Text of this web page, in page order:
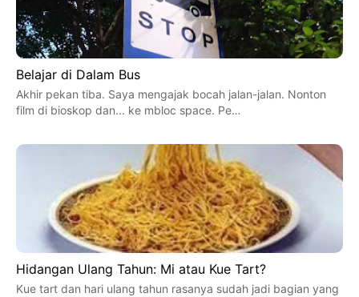
Belajar di Dalam Bus
Akhir pekan tiba. Saya mengajak bocah jalan-jalan. Nonton
film di bioskop dan... ke mbloc space. Pe…
Hidangan Ulang Tahun: Mi atau Kue Tart?
Kue tart dan hari ulang tahun rasanya sudah jadi bagian yang